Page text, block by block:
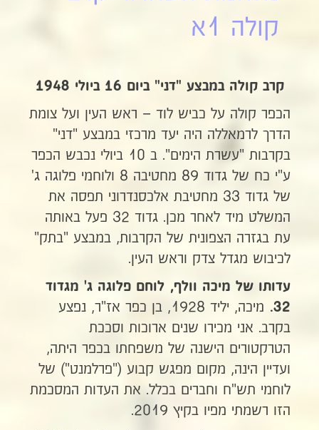
קולה 1א
קרב קולה במבצע "דני" ביום 16 ביולי 1948
הכפר קולה על כביש לוד – ראש העין ועל צומת
הדרך לרמאללה היה יעד מרכזי במבצע "דני"
בקרבות "עשרת הימים". ב 10 ביולי נכבש הכפר
ע"י כח של גדוד 89 מחטיבה 8 ולוחמי פלוגה ג'
של גדוד 33 מחטיבת אלכסנדרוני תפסה את
המשלט מיד לאחר מכן. גדוד 32 פעל באותה
עת בגזרה הצפונית של הקרבות, במבצע "בתק"
לכיבוש מגדל צדק וראש העין.
עדותו של מיכה וולף, לוחם פלוגה ג' מגדוד
32.
מיכה, יליד 1928, בן כפר אז"ר, נפצע
בקרב. אני מכירו שנים ארוכות וסככת
הטרקטורים הישנה של משפחתו בכפר היתה,
ועדיין הינה, מקום מפגש קבוע ("פרלמנט") של
לוחמי תש"ח וחברים בכלל. את העדות המסכמת
הזו רשמתי מפיו בקיץ 2019.